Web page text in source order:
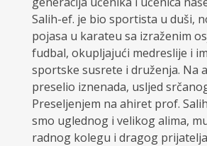
Salih-ef. je bio sportista u duši,
pojasa u karateu sa izraženim
fudbal, okupljajući medreslije i
sportske susrete i druženja. Na
preselio iznenada, usljed
Preseljenjem na ahiret prof.
smo uglednog i velikog alima,
radnog kolegu i dragog